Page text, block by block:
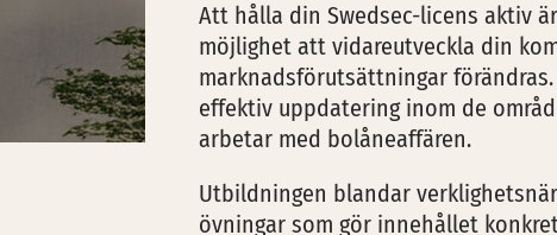
Att hålla din Swedsec-licens aktiv
möjlighet att vidareutveckla din
marknadsförutsättningar förändras.
effektiv uppdatering inom de
arbetar med bolåneaffären.
Utbildningen blandar
övningar som gör innehållet